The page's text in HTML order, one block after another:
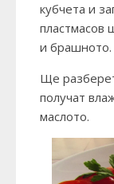
кубчета и
пластмасов
и брашното.
Ще
получат
маслото.